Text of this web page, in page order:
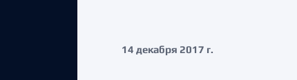
14 декабря 2017 г.